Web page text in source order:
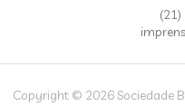
Copyright © 2026 Sociedade